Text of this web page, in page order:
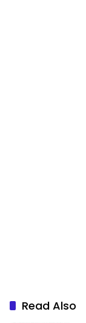
Read Also